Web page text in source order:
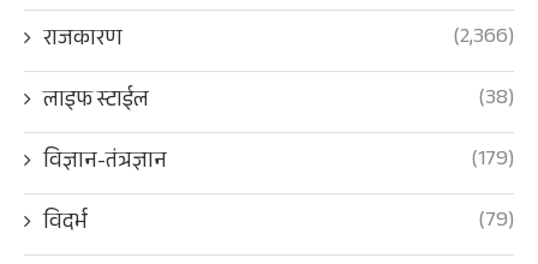
राजकारण
(2,366)
लाइफ स्टाईल
(38)
विज्ञान-तंत्रज्ञान
(179)
विदर्भ
(79)